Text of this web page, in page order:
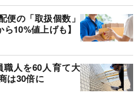
便の「取扱個数」
10%値上げも】
人を60人育て大
は30倍に